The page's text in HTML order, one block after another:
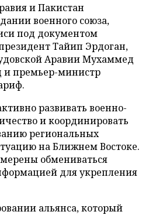
и Пакистан
военного союза,
под документом
Тайип Эрдоган,
Аравии Мухаммед
и премьер-министр
развивать военно-
и координировать
региональных
на Ближнем Востоке.
обмениваться
для укрепления
альянса, который